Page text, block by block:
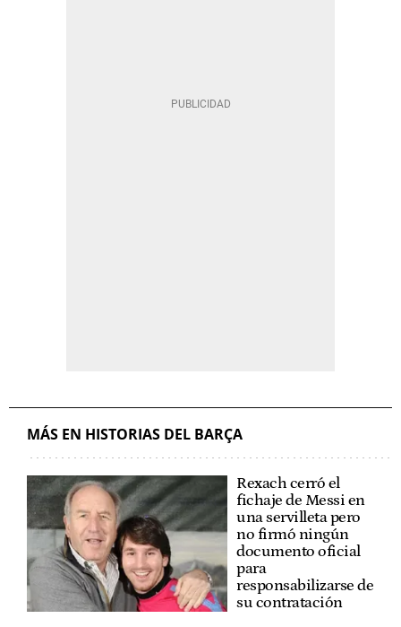
MÁS EN HISTORIAS DEL BARÇA
Rexach cerró el
fichaje de Messi en
una servilleta pero
no firmó ningún
documento oficial
para
responsabilizarse de
su contratación